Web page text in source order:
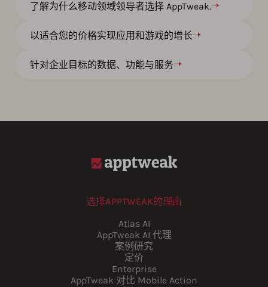
了解为什么移动领域领导者选择 AppTweak.
以适合您的价格实现应用和游戏的增长
针对企业目标的数据、功能与服务
选择APPTWEAK的理由
Atlas AI
AppTweak AI 代理
案例研究
定价
Enterprise
AppTweak 对比 Mobile Action